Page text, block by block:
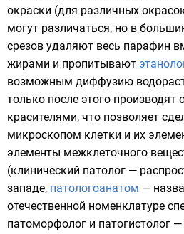
окраски (для различных
могут различаться, но в
срезов удаляют весь парафин
жирами и пропитывают
возможным диффузию
только после этого
красителями, что позволяет
микроскопом клетки и их
элементы межклеточного
(клинический патолог —
западе, патологоанатом —
отечественной номенклатуре
патоморфолог и патогистолог